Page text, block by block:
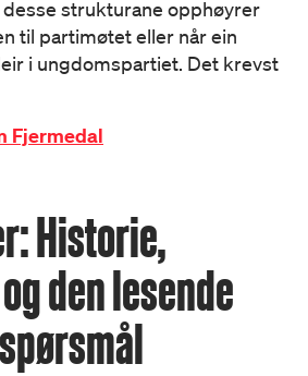
strukturane opphøyrer
til partimøtet eller når ein
i ungdomspartiet. Det krevst
Fjermedal
Historie,
den lesende